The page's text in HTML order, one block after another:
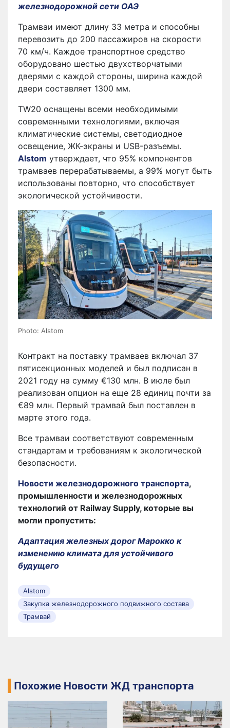
железнодорожной сети ОАЭ
Трамваи имеют длину 33 метра и способны
перевозить до 200 пассажиров на скорости
70 км/ч. Каждое транспортное средство
оборудовано шестью двухстворчатыми
дверями с каждой стороны, ширина каждой
двери составляет 1300 мм.
TW20 оснащены всеми необходимыми
современными технологиями, включая
климатические системы, светодиодное
освещение, ЖК-экраны и USB-разъемы.
Alstom утверждает, что 95% компонентов
трамваев перерабатываемы, а 99% могут быть
использованы повторно, что способствует
экологической устойчивости.
Photo: Alstom
Контракт на поставку трамваев включал 37
пятисекционных моделей и был подписан в
2021 году на сумму €130 млн. В июле был
реализован опцион на еще 28 единиц почти за
€89 млн. Первый трамвай был поставлен в
марте этого года.
Все трамваи соответствуют современным
стандартам и требованиям к экологической
безопасности.
Новости железнодорожного транспорта,
промышленности и железнодорожных
технологий от Railway Supply, которые вы
могли пропустить:
Адаптация железных дорог Марокко к
изменению климата для устойчивого
будущего
Alstom
Закупка железнодорожного подвижного состава
Трамвай
Похожие Новости ЖД транспорта